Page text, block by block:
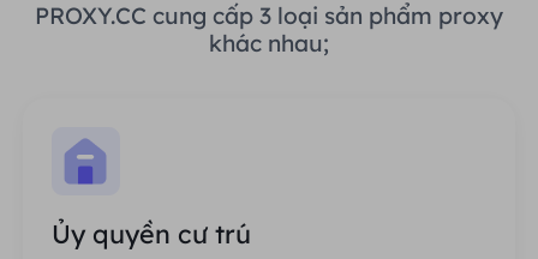
PROXY.CC cung cấp 3 loại sản phẩm proxy
khác nhau;
Ủy quyền cư trú